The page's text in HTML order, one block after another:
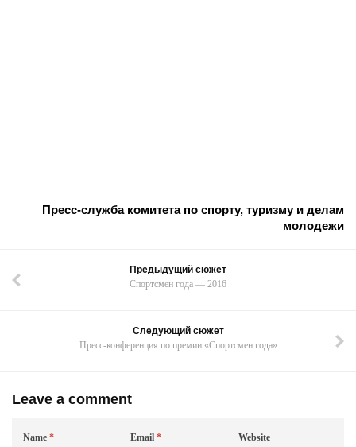
Пресс-служба комитета по спорту, туризму и делам
молодежи
Предыдущий сюжет
Спортсмен года — 2016
Следующий сюжет
Пресс-конференция по премии «Спортсмен года»
Leave a comment
Name * Email* Website